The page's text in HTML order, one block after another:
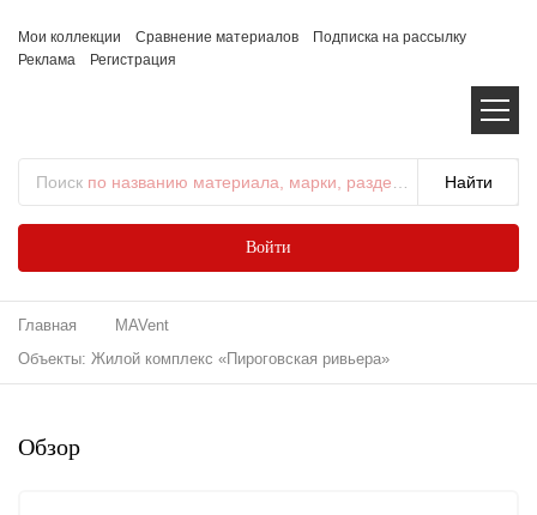
Мои коллекции Сравнение материалов
Подписка на рассылку
Реклама
Регистрация
Поиск по названию материала, марки, раздела...
Войти
Главная
MAVent
Объекты: Жилой комплекс «Пироговская ривьера»
Обзор